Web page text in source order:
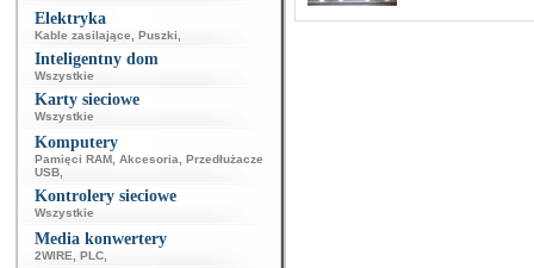
Elektryka
Kable zasilające Puszki
Inteligentny dom
Wszystkie
Karty sieciowe
Wszystkie
Komputery
Pamięci RAM Akcesoria
Przedłużacze
USB
Kontrolery sieciowe
Wszystkie
Media konwertery
2WIRE PLC